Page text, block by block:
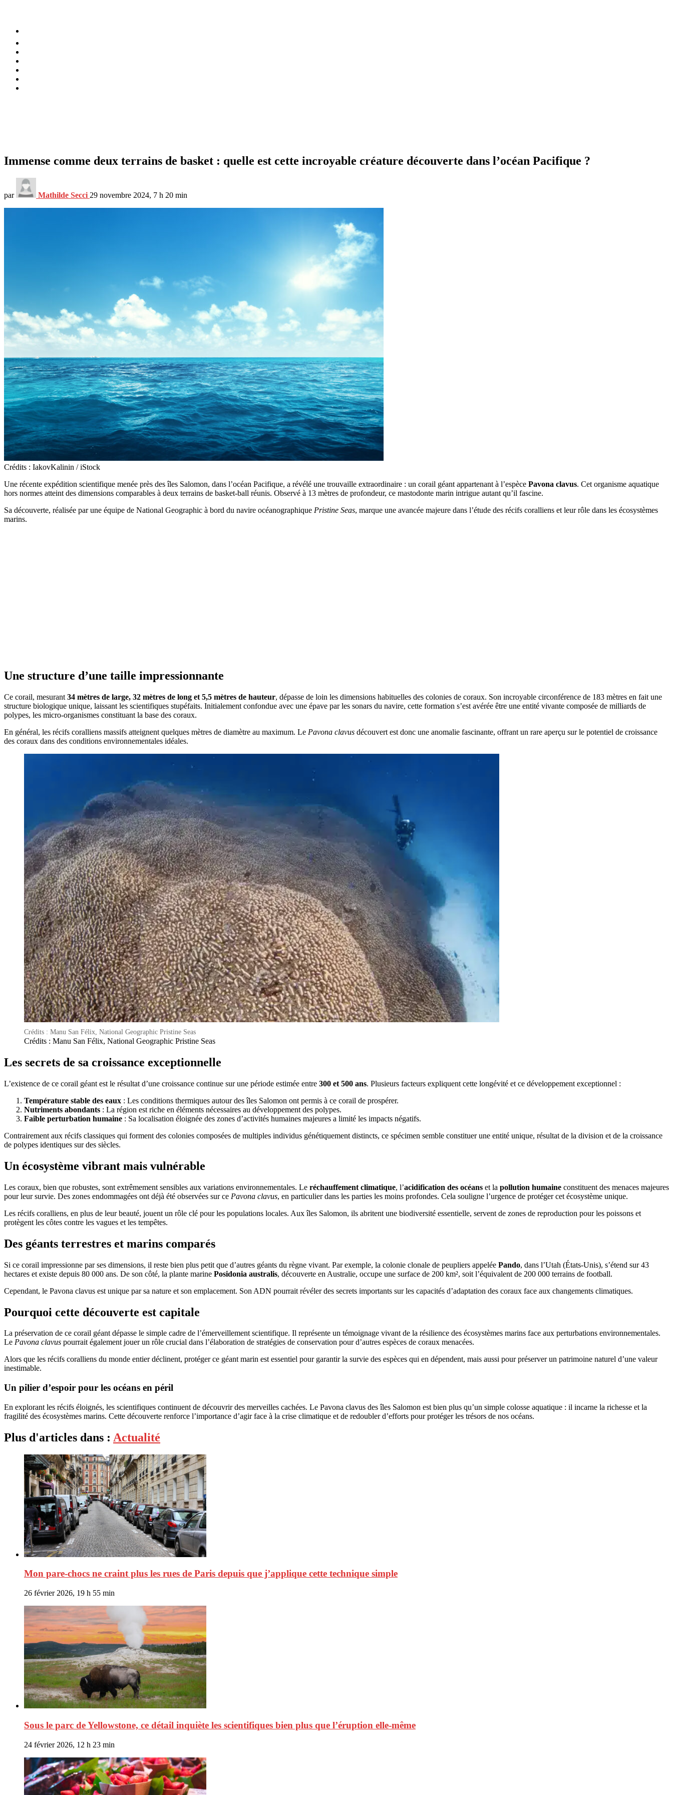
Immense comme deux terrains de basket : quelle est cette incroyable créature découverte dans l’océan Pacifique ?
par Mathilde Secci 29 novembre 2024, 7 h 20 min
Crédits : IakovKalinin / iStock
Une récente expédition scientifique menée près des îles Salomon, dans l’océan Pacifique, a révélé une trouvaille extraordinaire : un corail géant appartenant à l’espèce Pavona clavus. Cet organisme aquatique
hors normes atteint des dimensions comparables à deux terrains de basket-ball réunis. Observé à 13 mètres de profondeur, ce mastodonte marin intrigue autant qu’il fascine.
Sa découverte, réalisée par une équipe de National Geographic à bord du navire océanographique Pristine Seas, marque une avancée majeure dans l’étude des récifs coralliens et leur rôle dans les écosystèmes
marins.
Une structure d’une taille impressionnante
Ce corail, mesurant 34 mètres de large, 32 mètres de long et 5,5 mètres de hauteur, dépasse de loin les dimensions habituelles des colonies de coraux. Son incroyable circonférence de 183 mètres en fait une
structure biologique unique, laissant les scientifiques stupéfaits. Initialement confondue avec une épave par les sonars du navire, cette formation s’est avérée être une entité vivante composée de milliards de
polypes, les micro-organismes constituant la base des coraux.
En général, les récifs coralliens massifs atteignent quelques mètres de diamètre au maximum. Le Pavona clavus découvert est donc une anomalie fascinante, offrant un rare aperçu sur le potentiel de croissance
des coraux dans des conditions environnementales idéales.
Crédits : Manu San Félix, National Geographic Pristine Seas
Crédits : Manu San Félix, National Geographic Pristine Seas
Les secrets de sa croissance exceptionnelle
L’existence de ce corail géant est le résultat d’une croissance continue sur une période estimée entre 300 et 500 ans. Plusieurs facteurs expliquent cette longévité et ce développement exceptionnel :
Température stable des eaux : Les conditions thermiques autour des îles Salomon ont permis à ce corail de prospérer.
Nutriments abondants : La région est riche en éléments nécessaires au développement des polypes.
Faible perturbation humaine : Sa localisation éloignée des zones d’activités humaines majeures a limité les impacts négatifs.
Contrairement aux récifs classiques qui forment des colonies composées de multiples individus génétiquement distincts, ce spécimen semble constituer une entité unique, résultat de la division et de la croissance
de polypes identiques sur des siècles.
Un écosystème vibrant mais vulnérable
Les coraux, bien que robustes, sont extrêmement sensibles aux variations environnementales. Le réchauffement climatique, l’acidification des océans et la pollution humaine constituent des menaces majeures
pour leur survie. Des zones endommagées ont déjà été observées sur ce Pavona clavus, en particulier dans les parties les moins profondes. Cela souligne l’urgence de protéger cet écosystème unique.
Les récifs coralliens, en plus de leur beauté, jouent un rôle clé pour les populations locales. Aux îles Salomon, ils abritent une biodiversité essentielle, servent de zones de reproduction pour les poissons et
protègent les côtes contre les vagues et les tempêtes.
Des géants terrestres et marins comparés
Si ce corail impressionne par ses dimensions, il reste bien plus petit que d’autres géants du règne vivant. Par exemple, la colonie clonale de peupliers appelée Pando, dans l’Utah (États-Unis), s’étend sur 43
hectares et existe depuis 80 000 ans. De son côté, la plante marine Posidonia australis, découverte en Australie, occupe une surface de 200 km², soit l’équivalent de 200 000 terrains de football.
Cependant, le Pavona clavus est unique par sa nature et son emplacement. Son ADN pourrait révéler des secrets importants sur les capacités d’adaptation des coraux face aux changements climatiques.
Pourquoi cette découverte est capitale
La préservation de ce corail géant dépasse le simple cadre de l’émerveillement scientifique. Il représente un témoignage vivant de la résilience des écosystèmes marins face aux perturbations environnementales.
Le Pavona clavus pourrait également jouer un rôle crucial dans l’élaboration de stratégies de conservation pour d’autres espèces de coraux menacées.
Alors que les récifs coralliens du monde entier déclinent, protéger ce géant marin est essentiel pour garantir la survie des espèces qui en dépendent, mais aussi pour préserver un patrimoine naturel d’une valeur
inestimable.
Un pilier d’espoir pour les océans en péril
En explorant les récifs éloignés, les scientifiques continuent de découvrir des merveilles cachées. Le Pavona clavus des îles Salomon est bien plus qu’un simple colosse aquatique : il incarne la richesse et la
fragilité des écosystèmes marins. Cette découverte renforce l’importance d’agir face à la crise climatique et de redoubler d’efforts pour protéger les trésors de nos océans.
Plus d'articles dans : Actualité
Mon pare-chocs ne craint plus les rues de Paris depuis que j’applique cette technique simple
26 février 2026, 19 h 55 min
Sous le parc de Yellowstone, ce détail inquiète les scientifiques bien plus que l’éruption elle-même
24 février 2026, 12 h 23 min